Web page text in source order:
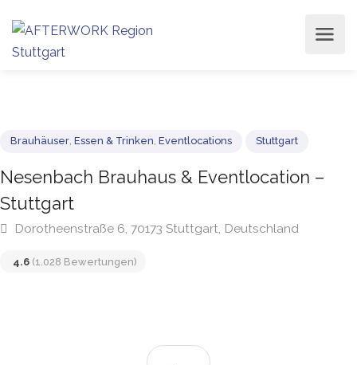
Nesenbach Brauhaus & Eventlocation –
Stuttgart